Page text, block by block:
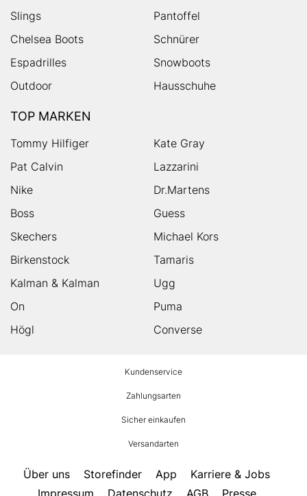
Slings
Pantoffel
Chelsea Boots
Schnürer
Espadrilles
Snowboots
Outdoor
Hausschuhe
TOP MARKEN
Tommy Hilfiger
Kate Gray
Pat Calvin
Lazzarini
Nike
Dr.Martens
Boss
Guess
Skechers
Michael Kors
Birkenstock
Tamaris
Kalman & Kalman
Ugg
On
Puma
Högl
Converse
Kundenservice
Zahlungsarten
Sicher einkaufen
Versandarten
Über uns Storefinder App
Karriere & Jobs
Impressum
Datenschutz AGB Presse